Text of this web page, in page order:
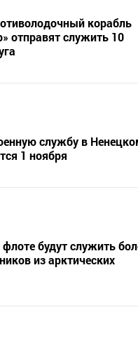
корабль
отправят служить 10
службу в
1 ноября
будут служить
из арктических